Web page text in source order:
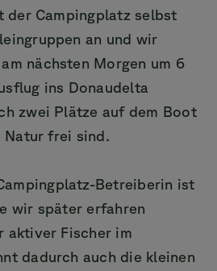
der Campingplatz selbst
an und wir
nächsten Morgen um 6
ins Donaudelta
zwei Plätze auf dem Boot
frei sind.
Betreiberin ist
wir später erfahren
aktiver Fischer im
dadurch auch die kleinen